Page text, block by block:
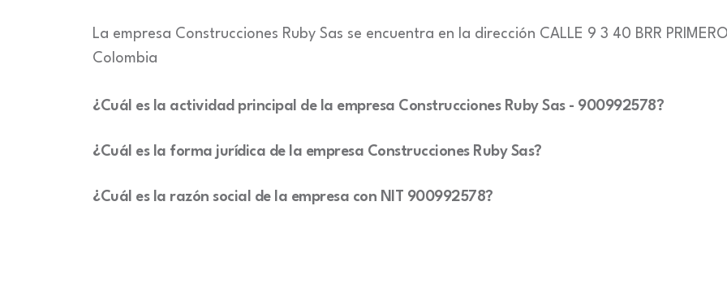
La empresa Construcciones Ruby Sas se encuentra en la dirección CALLE 9 3 40 BRR
Colombia
¿Cuál es la actividad principal de la empresa Construcciones Ruby Sas - 900992578?
¿Cuál es la forma jurídica de la empresa Construcciones Ruby Sas?
¿Cuál es la razón social de la empresa con NIT 900992578?